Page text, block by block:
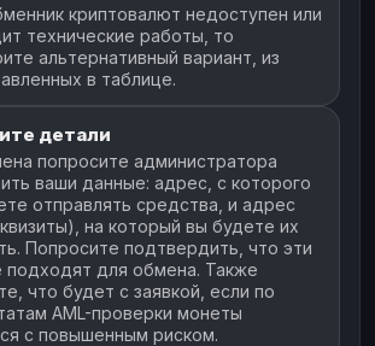
криптовалют недоступен или
технические работы, то
альтернативный вариант, из
в таблице.
детали
попросите администратора
ваши данные: адрес, с которого
отправлять средства, и адрес
на который вы будете их
Попросите подтвердить, что эти
подходят для обмена. Также
что будет с заявкой, если по
AML-проверки монеты
с повышенным риском.